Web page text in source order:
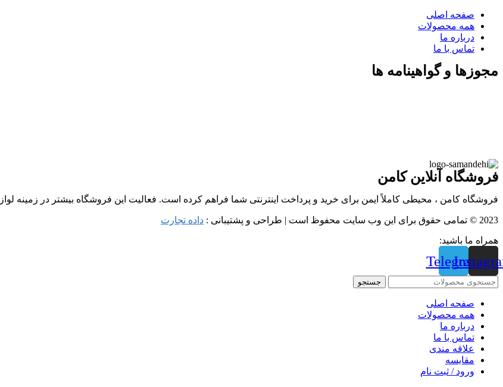
صفحه اصلی
همه محصولات
درباره ما
تماس با ما
مجوزها و گواهینامه ها
فروشگاه آنلاین کامن
فروشگاه کامن ، محیطی کاملاً ایمن برای خرید و پرداخت اینترنتی شما فراهم کرده است. فعالیت این فروشگاه بیشتر در زمینه
2023 © تمامی حقوق برای این وب سایت محفوظ است | طراحی و پشتیبانی :
داده تجارت
همراه ما باشید:
Telegram
جستجو
صفحه اصلی
همه محصولات
درباره ما
تماس با ما
علاقه مندی
مقايسه
ورود / ثبت نام